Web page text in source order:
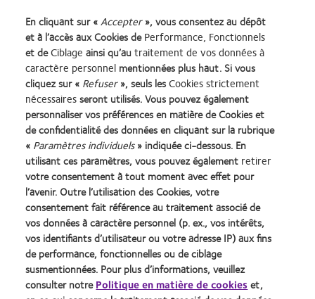
délai de livraison habituel de10 à 15 jours
ouvrables
Nous faisons tout notre possible pour livrer toutes les
commandes dans les meilleurs délais. Merci pour votre
compréhension.
Learn
more
about
Récompense
Silmo
d’Or
du
meilleur
produit
Learn
more
about
Contact
Lens
Product
of
the
Year
(2013)
Learn
more
about
2012
&
2010
Best
Companies
for
Leaders
Learn
more
about
2011
Best
Factory
Awards
(2011)
Learn
more
about
ODMA
2011
(2011)
Learn
more
2012
REBRAND
100®
Award
(2012)
Practitioner Home
Contact
Conditions d'utilisation
Cookies
Politique de confidentialité
Accéder à l'espace
consommateurs
Gérer les préférences relatives
En cliquant sur «Accepter», vous consentez au dépôt
et à l’accès aux Cookies dePerformance, Fonctionnels
et deCiblage ainsi qu’autraitement de vos données à
caractère personnel mentionnées plus haut. Si vous
cliquez sur « Refuser», seuls lesCookies strictement
nécessairesseront utilisés. Vous pouvez également
personnaliser vos préférences en matière de Cookies et
de confidentialité des données en cliquant sur la rubrique
« Paramètres individuels» indiquée ci-dessous. En
utilisant ces paramètres, vous pouvez également retirer
votre consentement à tout moment avec effet pour
l’avenir. Outre l’utilisation des Cookies, votre
consentement fait référence au traitement associé de
vos données à caractère personnel (p. ex., vos intérêts,
vos identifiants d’utilisateur ou votre adresse IP) aux fins
de performance, fonctionnelles ou de ciblage
susmentionnées. Pour plus d’informations, veuillez
consulter notrePolitique en matière de cookieset,